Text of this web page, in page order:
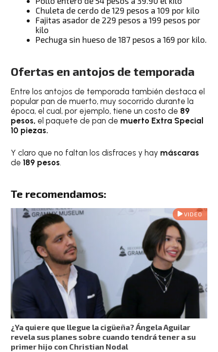
Chuleta de cerdo de 129 pesos a 109 por kilo
Fajitas asador de 229 pesos a 199 pesos por
kilo
Pechuga sin hueso de 187 pesos a 169 por kilo.
Ofertas en antojos de temporada
Entre los antojos de temporada también destaca el
popular pan de muerto, muy socorrido durante la
época, el cual, por ejemplo, tiene un costo de 89
pesos, el paquete de pan de muerto Extra Special
10 piezas.
Y claro que no faltan los disfraces y hay máscaras
de189 pesos.
Te recomendamos:
VIDEO
¿Ya quiere que llegue la cigüeña? Ángela Aguilar
revela sus planes sobre cuando tendrá tener a su
primer hijo con Christian Nodal